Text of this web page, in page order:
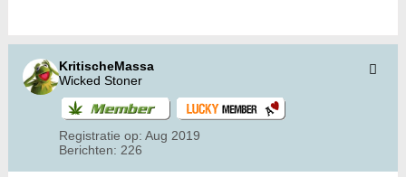
KritischeMassa
Wicked Stoner
Registratie op: Aug 2019
Berichten: 226